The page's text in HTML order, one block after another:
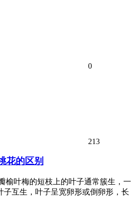
0
213
花的区别
榆叶梅的短枝上的叶子通常簇生，一
子互生，叶子呈宽卵形或倒卵形，长